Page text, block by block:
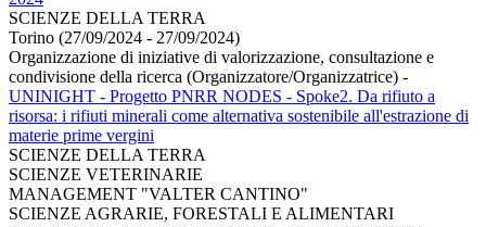
SCIENZE DELLA TERRA
Torino (27/09/2024 - 27/09/2024)
Organizzazione di iniziative di valorizzazione, consultazione e
condivisione della ricerca (Organizzatore/Organizzatrice) -
UNINIGHT - Progetto PNRR NODES - Spoke2. Da rifiuto a
risorsa: i rifiuti minerali come alternativa sostenibile all'estrazione di
materie prime vergini
SCIENZE DELLA TERRA
SCIENZE VETERINARIE
MANAGEMENT "VALTER CANTINO"
SCIENZE AGRARIE, FORESTALI E ALIMENTARI